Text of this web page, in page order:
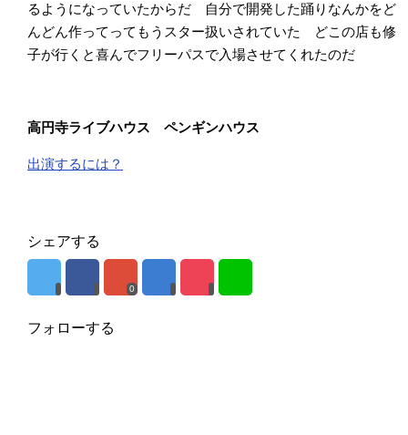
るようになっていたからだ 自分で開発した踊りなんかをど
んどん作ってってもうスター扱いされていた どこの店も修
子が行くと喜んでフリーパスで入場させてくれたのだ
高円寺ライブハウス ペンギンハウス
出演するには？
シェアする
0
フォローする